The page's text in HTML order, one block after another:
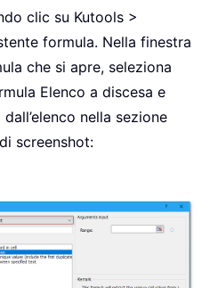
clic su Kutools >
formula. Nella finestra
che si apre, seleziona
Elenco a discesa e
nella sezione
screenshot: